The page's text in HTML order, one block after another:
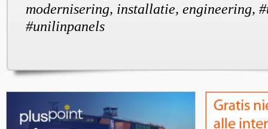
modernisering, installatie, engineering,
#unilinpanels